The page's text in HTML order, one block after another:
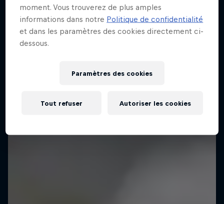
moment. Vous trouverez de plus amples
informations dans notre Politique de confidentialité
et dans les paramètres des cookies directement ci-
dessous.
Paramètres des cookies
Tout refuser Autoriser les cookies